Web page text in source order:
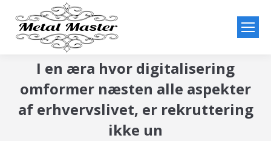
I en æra hvor digitalisering
omformer næsten alle aspekter
af erhvervslivet, er rekruttering
ikke un